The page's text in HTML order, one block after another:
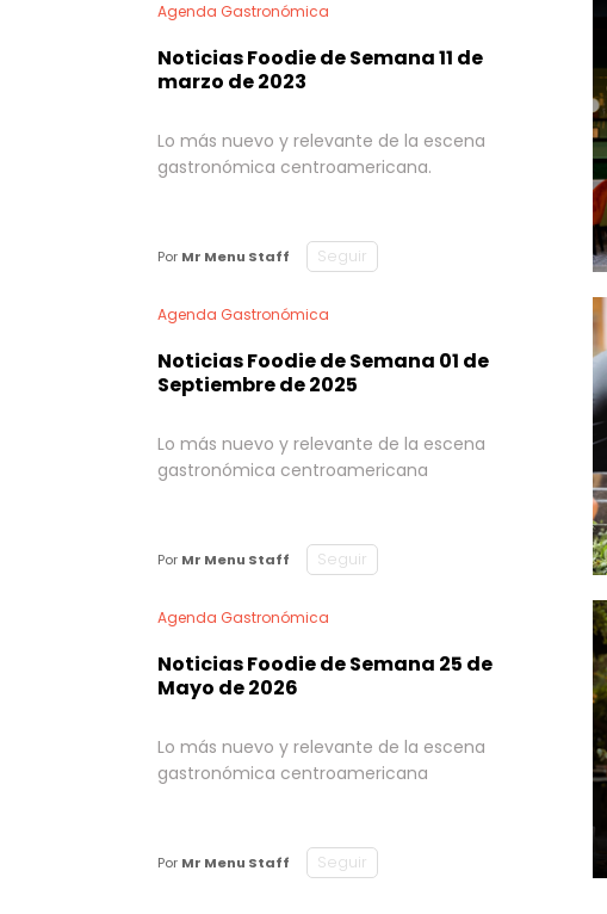
Agenda Gastronómica
Noticias Foodie de Semana 11 de
marzo de 2023
Lo más nuevo y relevante de la escena
gastronómica centroamericana.
Por Mr Menu Staff Seguir
Agenda Gastronómica
Noticias Foodie de Semana 01 de
Septiembre de 2025
Lo más nuevo y relevante de la escena
gastronómica centroamericana
Por Mr Menu Staff Seguir
Agenda Gastronómica
Noticias Foodie de Semana 25 de
Mayo de 2026
Lo más nuevo y relevante de la escena
gastronómica centroamericana
Por Mr Menu Staff Seguir